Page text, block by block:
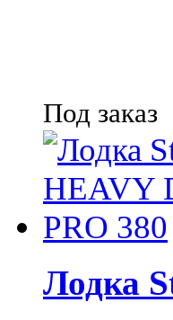
Под заказ
Лодка